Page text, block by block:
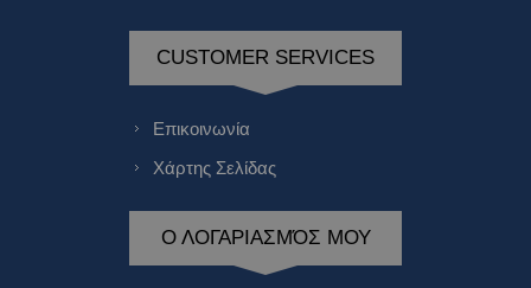
CUSTOMER SERVICES
Επικοινωνία
Χάρτης Σελίδας
Ο ΛΟΓΑΡΙΑΣΜΌΣ ΜΟΥ